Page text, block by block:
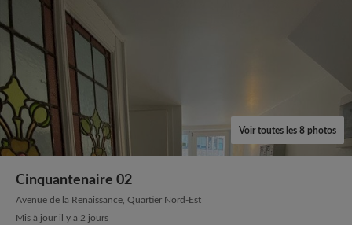
Voir toutes les 8 photos
Cinquantenaire 02
Avenue de la Renaissance, Quartier Nord-Est
Mis à jour il y a 2 jours